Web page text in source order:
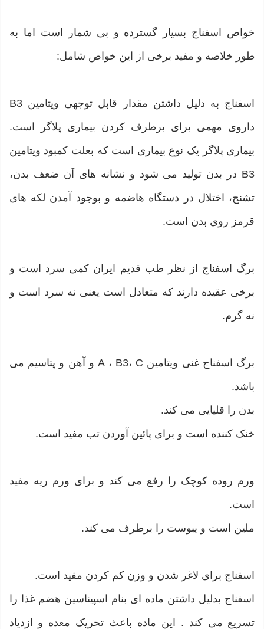
خواص اسفناج بسیار گسترده و بی شمار است اما به
طور خلاصه و مفید برخی از این خواص شامل:
اسفناج به دلیل داشتن مقدار قابل توجهی ویتامین B3
داروی مهمی برای برطرف کردن بیماری پلاگر است.
بیماری پلاگر یک نوع بیماری است که بعلت کمبود ویتامین
B3 در بدن تولید می شود و نشانه های آن ضعف بدن،
تشنج، اختلال در دستگاه هاضمه و بوجود آمدن لکه های
قرمز روی بدن است.
برگ اسفناج از نظر طب قدیم ایران کمی سرد است و
برخی عقیده دارند که متعادل است یعنی نه سرد است و
نه گرم.
برگ اسفناج غنی ویتامین A ، B3، C و آهن و پتاسیم می
باشد.
بدن را قلیایی می کند.
خنک کننده است و برای پائین آوردن تب مفید است.
ورم روده کوچک را رفع می کند و برای ورم ریه مفید
است.
ملین است و یبوست را برطرف می کند.
اسفناج برای لاغر شدن و وزن کم کردن مفید است.
اسفناج بدلیل داشتن ماده ای بنام اسپیناسین هضم غذا را
تسریع می کند . این ماده باعث تحریک معده و ازدیاد